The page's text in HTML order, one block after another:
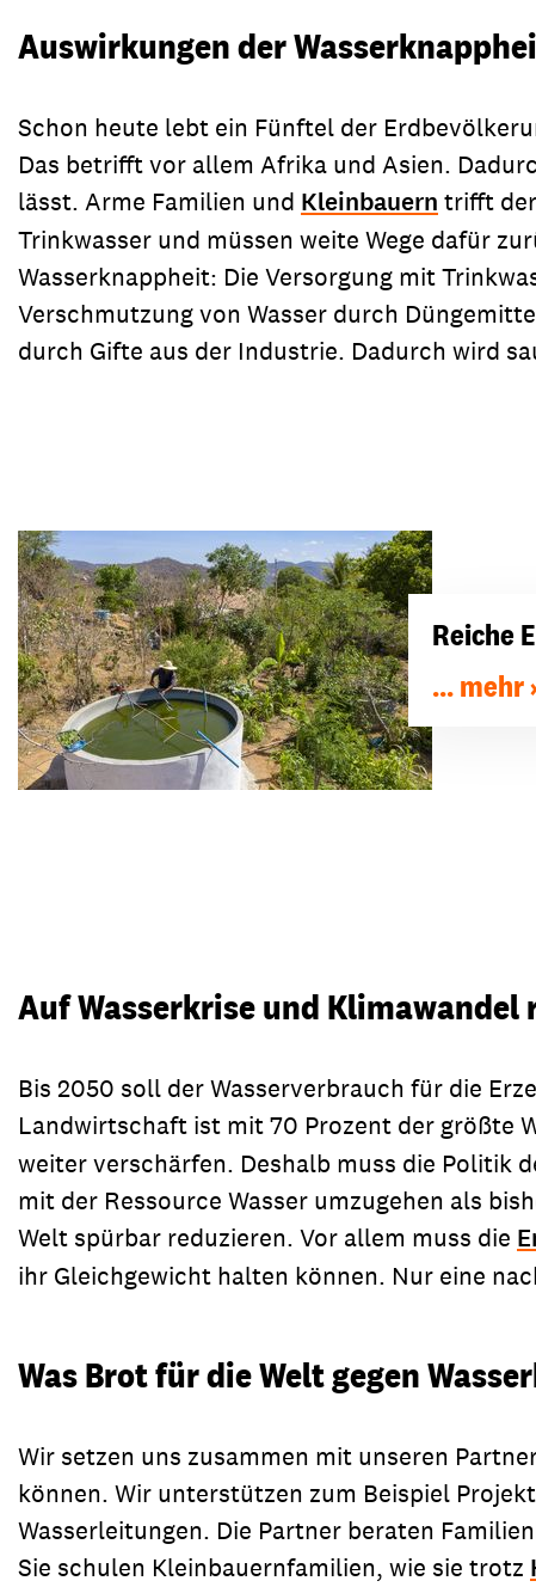
Auswirkungen der
Schon heute lebt ein Fünftel der
Das betrifft vor allem Afrika und Asien.
lässt. Arme Familien und Kleinbauern trifft der
Trinkwasser und müssen weite Wege dafür
Wasserknappheit: Die Versorgung mit
Verschmutzung von Wasser durch
durch Gifte aus der Industrie. Dadurch wird
Reiche
... mehr
Auf Wasserkrise und Klimawandel
Bis 2050 soll der Wasserverbrauch für die
Landwirtschaft ist mit 70 Prozent der größte
weiter verschärfen. Deshalb muss die Politik
mit der Ressource Wasser umzugehen als
Welt spürbar reduzieren. Vor allem muss die
ihr Gleichgewicht halten können. Nur eine
Was Brot für die Welt gegen
Wir setzen uns zusammen mit unseren
können. Wir unterstützen zum Beispiel
Wasserleitungen. Die Partner beraten
Sie schulen Kleinbauernfamilien, wie sie trotz